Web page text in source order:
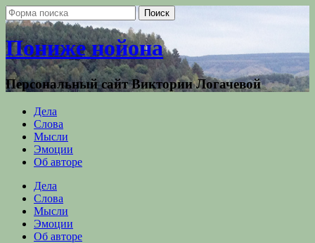
Пониже нойона
Персональный сайт Виктории Логачевой
Дела
Слова
Мысли
Эмоции
Об авторе
Дела
Слова
Мысли
Эмоции
Об авторе